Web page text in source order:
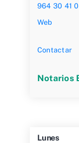
964 30 41
Web
Contactar
Notarios
Lunes